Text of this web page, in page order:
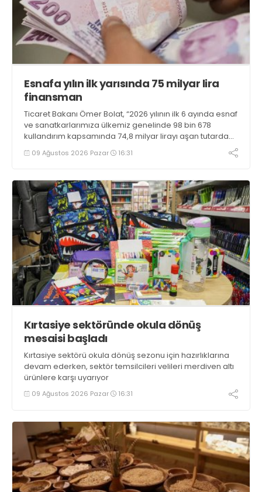
Esnafa yılın ilk yarısında 75 milyar lira
finansman
Ticaret Bakanı Ömer Bolat, “2026 yılının ilk 6 ayında esnaf
ve sanatkarlarımıza ülkemiz genelinde 98 bin 678
kullandırım kapsamında 74,8 milyar lirayı aşan tutarda
uygun geri ödeme koşullu finansman sağlanmıştır”
bilgisini verdi
09 Ağustos 2026 Pazar 16:31
Kırtasiye sektöründe okula dönüş
mesaisi başladı
Kırtasiye sektörü okula dönüş sezonu için hazırlıklarına
devam ederken, sektör temsilcileri velileri merdiven altı
ürünlere karşı uyarıyor
09 Ağustos 2026 Pazar 16:31